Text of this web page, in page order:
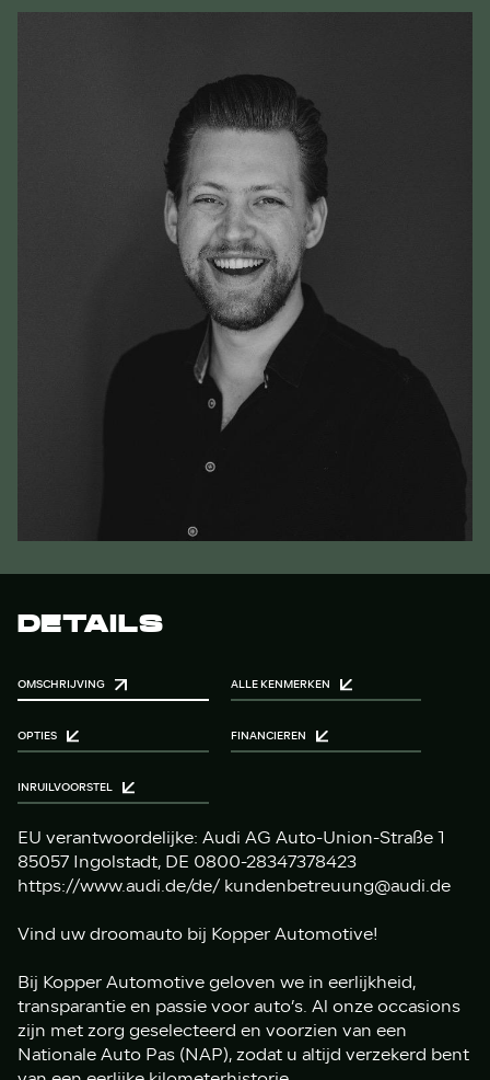
DETAILS
OMSCHRIJVING ALLE KENMERKEN
OPTIES FINANCIEREN
INRUILVOORSTEL
EU verantwoordelijke: Audi AG Auto-Union-Straße 1
85057 Ingolstadt, DE 0800-28347378423
https://www.audi.de/de/ kundenbetreuung@audi.de
Vind uw droomauto bij Kopper Automotive!
Bij Kopper Automotive geloven we in eerlijkheid,
transparantie en passie voor auto’s. Al onze occasions
zijn met zorg geselecteerd en voorzien van een
Nationale Auto Pas (NAP), zodat u altijd verzekerd bent